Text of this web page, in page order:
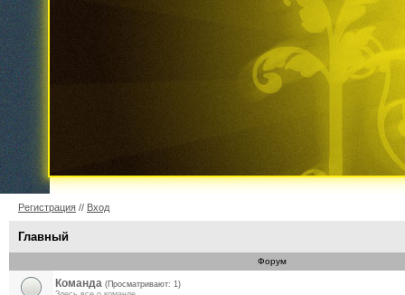
Регистрация // Вход
Главный
Форум
Команда (Просматривают: 1)